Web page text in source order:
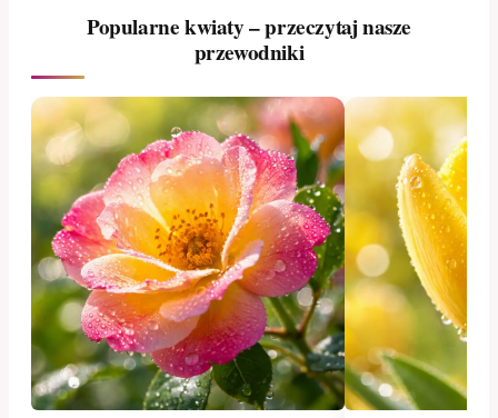
Popularne kwiaty – przeczytaj nasze
przewodniki